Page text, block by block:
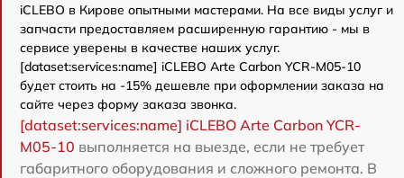
iCLEBO в Кирове опытными мастерами. На все виды услуг и
запчасти предоставляем расширенную гарантию - мы в
сервисе уверены в качестве наших услуг.
[dataset:services:name] iCLEBO Arte Carbon YCR-M05-10
будет стоить на -15% дешевле при оформлении заказа на
сайте через форму заказа звонка.
[dataset:services:name] iCLEBO Arte Carbon YCR-
M05-10 выполняется на выезде, если не требует
габаритного оборудования и сложного ремонта. В